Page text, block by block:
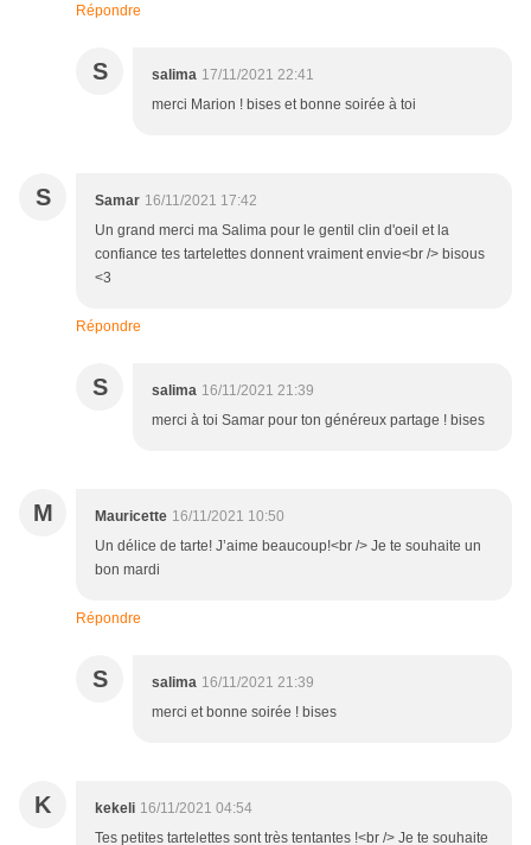
Répondre
S salima 17/11/2021 22:41
merci Marion ! bises et bonne soirée à toi
S Samar 16/11/2021 17:42
Un grand merci ma Salima pour le gentil clin d'oeil et la
confiance tes tartelettes donnent vraiment envie<br /> bisous
<3
Répondre
S salima 16/11/2021 21:39
merci à toi Samar pour ton généreux partage ! bises
M Mauricette 16/11/2021 10:50
Un délice de tarte! J’aime beaucoup!<br /> Je te souhaite un
bon mardi
Répondre
S salima 16/11/2021 21:39
merci et bonne soirée ! bises
K kekeli 16/11/2021 04:54
Tes petites tartelettes sont très tentantes !<br /> Je te souhaite